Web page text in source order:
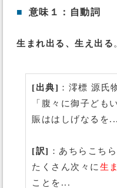
■ 意味１：自動詞
生まれ出る、生え出る
[出典] ：澪標 源氏
「腹々に御子ども
賑ははしげなるを...
[訳] ：あちらこち
たくさん次々に 生
ことを...